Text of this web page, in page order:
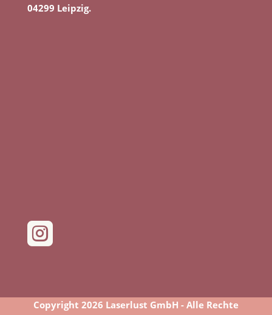
04299 Leipzig.

Copyright 2026 Laserlust GmbH - Alle Rechte